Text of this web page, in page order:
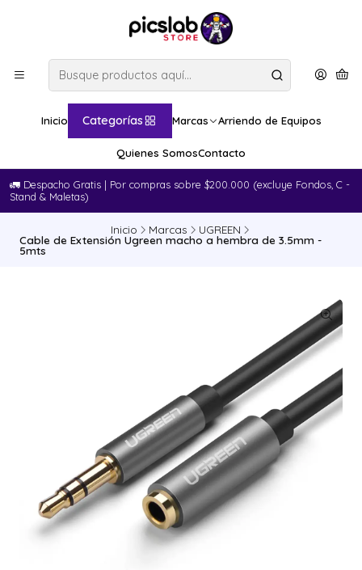
Inicio Categorías Marcas Arriendo de Equipos
Quienes SomosContacto
🚛​ Despacho Gratis | Por compras sobre $200.000 (excluye Fondos, C -
Stand & Maletas)
Inicio Marcas UGREEN
Cable de Extensión Ugreen macho a hembra de 3.5mm -
5mts